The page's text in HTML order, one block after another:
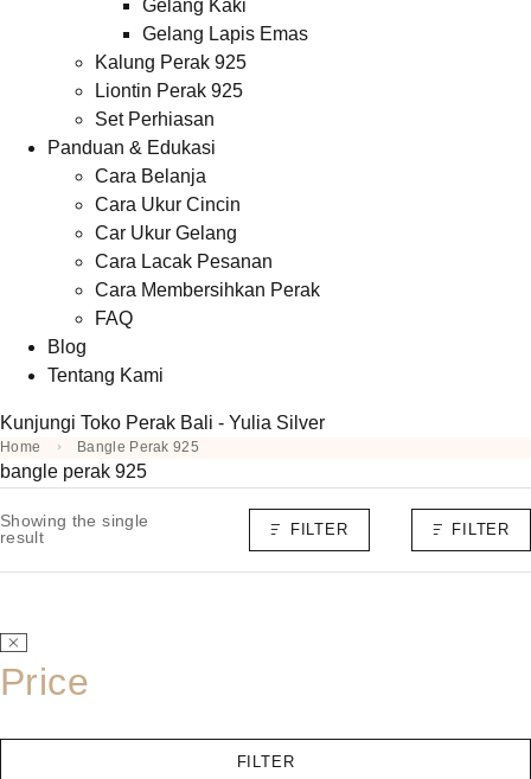
Gelang Kaki
Gelang Lapis Emas
Kalung Perak 925
Liontin Perak 925
Set Perhiasan
Panduan & Edukasi
Cara Belanja
Cara Ukur Cincin
Car Ukur Gelang
Cara Lacak Pesanan
Cara Membersihkan Perak
FAQ
Blog
Tentang Kami
Kunjungi Toko Perak Bali - Yulia Silver
Home Bangle Perak 925
bangle perak 925
Showing the single
result
FILTER FILTER
Price
FILTER